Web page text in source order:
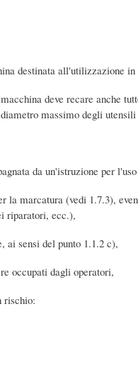
destinata all'utilizzazione
deve recare anche
massimo degli
da un'istruzione per
la marcatura (vedi 1.7.3),
riparatori, ecc.),
sensi del punto 1.1.2 c),
occupati dagli operatori,
rischio: